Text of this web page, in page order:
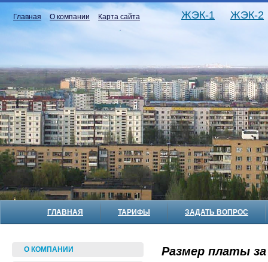
Главная О компании Карта сайта ЖЭК-1 ЖЭК-2
ГЛАВНАЯ ТАРИФЫ ЗАДАТЬ ВОПРОС
О КОМПАНИИ
Размер платы